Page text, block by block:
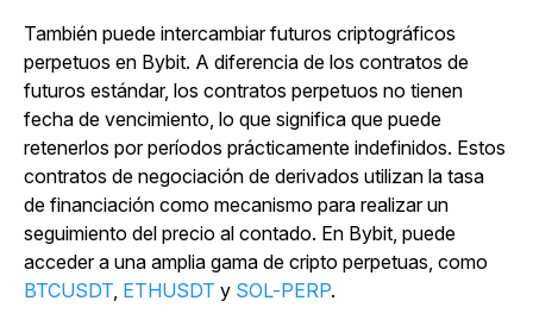
También puede intercambiar futuros criptográficos
perpetuos en Bybit. A diferencia de los contratos de
futuros estándar, los contratos perpetuos no tienen
fecha de vencimiento, lo que significa que puede
retenerlos por períodos prácticamente indefinidos. Estos
contratos de negociación de derivados utilizan la tasa
de financiación como mecanismo para realizar un
seguimiento del precio al contado. En Bybit, puede
acceder a una amplia gama de cripto perpetuas, como
BTCUSDT, ETHUSDT y SOL-PERP.